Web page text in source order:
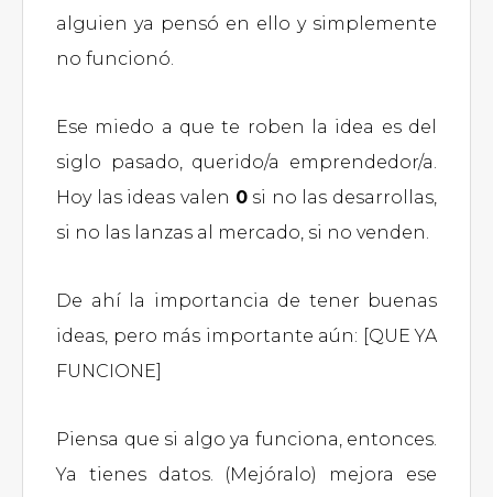
alguien ya pensó en ello y simplemente
no funcionó.
Ese miedo a que te roben la idea es del
siglo pasado, querido/a emprendedor/a.
Hoy las ideas valen 0si no las desarrollas,
si no las lanzas al mercado, si no venden.
De ahí la importancia de tener buenas
ideas, pero más importante aún: [QUE YA
FUNCIONE]
Piensa que si algo ya funciona, entonces.
Ya tienes datos. (Mejóralo) mejora ese